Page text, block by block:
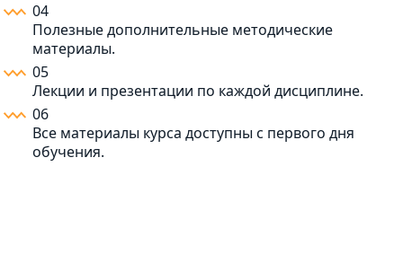
04
Полезные дополнительные методические
материалы.
05
Лекции и презентации по каждой дисциплине.
06
Все материалы курса доступны с первого дня
обучения.